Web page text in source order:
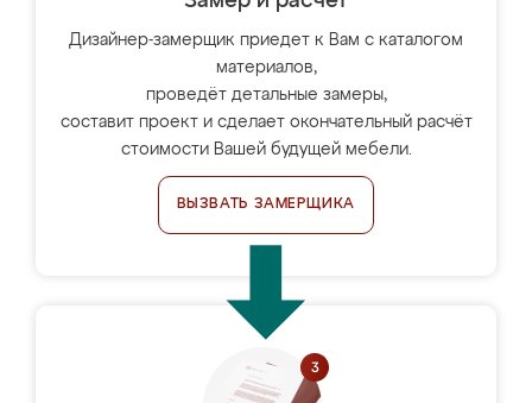
Дизайнер-замерщик приедет к Вам с каталогом
материалов,
проведёт детальные замеры,
составит проект и сделает окончательный расчёт
стоимости Вашей будущей мебели.
ВЫЗВАТЬ ЗАМЕРЩИКА